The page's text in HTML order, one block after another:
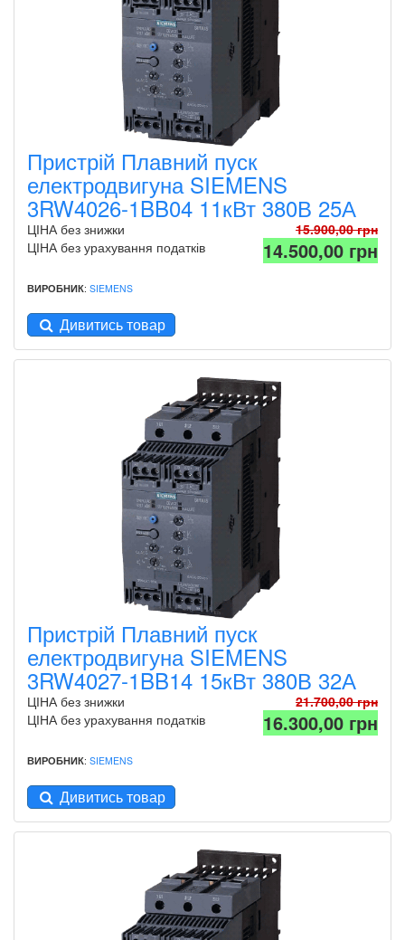
Пристрій Плавний пуск
електродвигуна SIEMENS
3RW4026-1BB04 11кВт 380В 25А
ЦІНА без знижки
15.900,00 грн
ЦІНА без урахування податків
14.500,00 грн
ВИРОБНИК: SIEMENS
Дивитись товар
Пристрій Плавний пуск
електродвигуна SIEMENS
3RW4027-1BB14 15кВт 380В 32А
ЦІНА без знижки
21.700,00 грн
ЦІНА без урахування податків
16.300,00 грн
ВИРОБНИК: SIEMENS
Дивитись товар